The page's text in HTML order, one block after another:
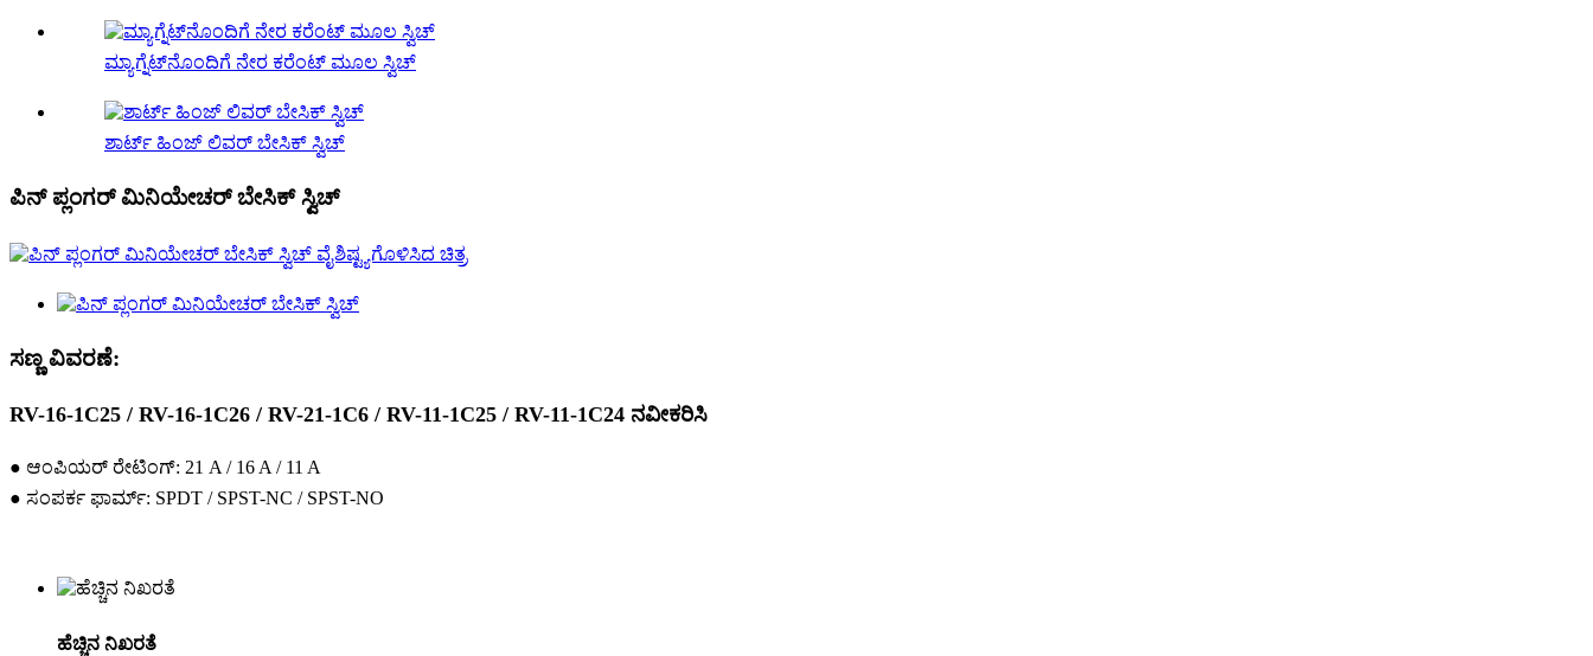
ಮ್ಯಾಗ್ನೆಟ್‌ನೊಂದಿಗೆ ನೇರ ಕರೆಂಟ್ ಮೂಲ ಸ್ವಿಚ್
ಶಾರ್ಟ್ ಹಿಂಜ್ ಲಿವರ್ ಬೇಸಿಕ್ ಸ್ವಿಚ್
ಪಿನ್ ಪ್ಲಂಗರ್ ಮಿನಿಯೇಚರ್ ಬೇಸಿಕ್ ಸ್ವಿಚ್
ಸಣ್ಣ ವಿವರಣೆ:
RV-16-1C25 / RV-16-1C26 / RV-21-1C6 / RV-11-1C25 / RV-11-1C24 ನವೀಕರಿಸಿ
● ಆಂಪಿಯರ್ ರೇಟಿಂಗ್: 21 A / 16 A / 11 A
● ಸಂಪರ್ಕ ಫಾರ್ಮ್: SPDT / SPST-NC / SPST-NO
ಹೆಚ್ಚಿನ ನಿಖರತೆ